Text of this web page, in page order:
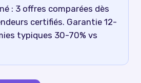
: 3 offres comparées dès
certifiés. Garantie 12-
typiques 30-70% vs